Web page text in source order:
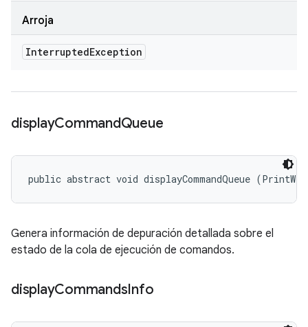
Arroja
InterruptedException
displayCommandQueue
public abstract void displayCommandQueue
Genera información de depuración detallada sobre el
estado de la cola de ejecución de comandos.
displayCommandsInfo